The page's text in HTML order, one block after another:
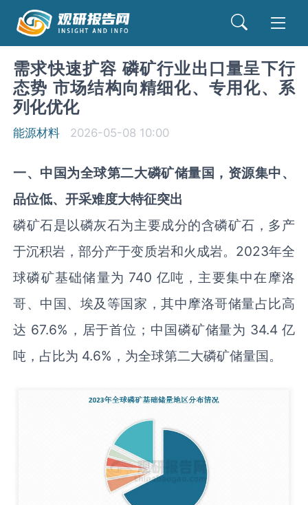
需求快速扩容 磷矿行业出口量呈下行
态势 市场结构向精细化、专用化、系
列化优化
能源材料 2026-05-08 10:00
一、中国为全球第二大磷矿储量国 ，资源集中、
品位低、开采难度大特征突出
磷矿石是以磷灰石为主要成分的含磷矿石，多产
于沉积岩，部分产于变质岩和火成岩。2023年全
球磷矿基础储量为 740 亿吨，主要集中在摩洛
哥、中国、埃及等国家，其中摩洛哥储量占比高
达 67.6%，居于首位；中国磷矿储量为 34.4 亿
吨，占比为 4.6%，为全球第二大磷矿储量国。